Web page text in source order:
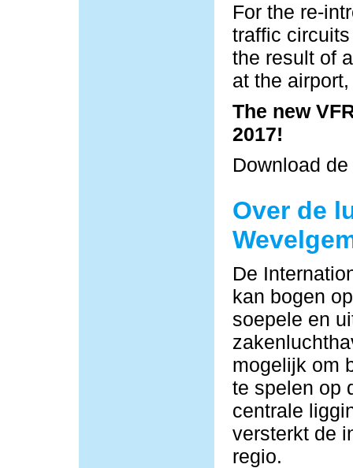
For the re-
traffic
the result of
at the
The new
2017!
Download de
Over de
De
kan bogen
soepele en
mogelijk om
te spelen op
centrale
versterkt de
regio.